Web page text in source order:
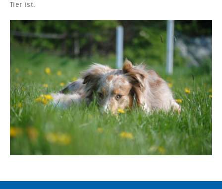
Tier ist.